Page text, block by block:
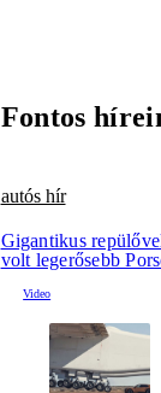
Fontos
autós hír
Gigantikus
volt legerősebb